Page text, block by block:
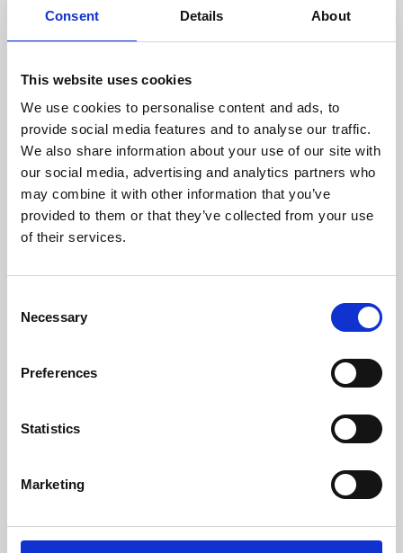
Consent Details About
This website uses cookies
We use cookies to personalise content and ads, to
provide social media features and to analyse our traffic.
We also share information about your use of our site with
our social media, advertising and analytics partners who
may combine it with other information that you’ve
provided to them or that they’ve collected from your use
of their services.
Selection
Necessary
Preferences
Statistics
Marketing
Rekommenderat försäljningspris: SEK 7.999
För mer information:
Product Manager Outdoor:
arh@witt.dk
Witt Denmark A/S